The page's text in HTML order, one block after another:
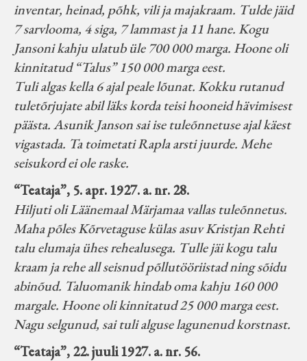
inventar, heinad, põhk, vili ja majakraam. Tulde jäid
7 sarvlooma, 4 siga, 7 lammast ja 11 hane. Kogu
Jansoni kahju ulatub üle 700 000 marga. Hoone oli
kinnitatud “Talus” 150 000 marga eest.
Tuli algas kella 6 ajal peale lõunat. Kokku rutanud
tuletõrjujate abil läks korda teisi hooneid hävimisest
päästa. Asunik Janson sai ise tuleõnnetuse ajal käest
vigastada. Ta toimetati Rapla arsti juurde. Mehe
seisukord ei ole raske.
“Teataja”, 5. apr. 1927. a. nr. 28.
Hiljuti oli Läänemaal Märjamaa vallas tuleõnnetus.
Maha põles Kõrvetaguse külas asuv Kristjan Rehti
talu elumaja ühes rehealusega. Tulle jäi kogu talu
kraam ja rehe all seisnud põllutööriistad ning sõidu
abinõud. Taluomanik hindab oma kahju 160 000
margale. Hoone oli kinnitatud 25 000 marga eest.
Nagu selgunud, sai tuli alguse lagunenud korstnast.
“Teataja”, 22. juuli 1927. a. nr. 56.